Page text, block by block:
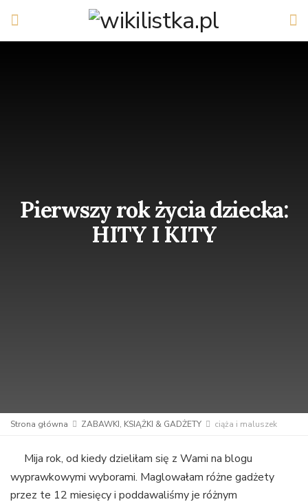
Pierwszy rok życia dziecka:
HITY I KITY
Strona główna ZABAWKI, KSIĄŻKI & GADŻETY ciąża i maluszek
Mija rok, od kiedy dzieliłam się z Wami na blogu
wyprawkowymi wyborami. Maglowałam różne gadżety
przez te 12 miesięcy i poddawaliśmy je różnym